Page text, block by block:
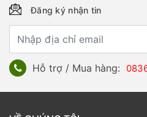
Đăng ký nhận tin
Hỗ trợ / Mua hàng: